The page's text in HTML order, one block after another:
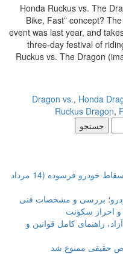
Honda Ruckus vs. The
Bike, Fast” concept?
event was last year, and
three-day festival of
Ruckus vs. The Dragon
Dragon vs.,Honda
Ruckus Dragon
راهنمای کامل مراحل و شرایط اسقاط خودرو فرسوده (14 مرداد
سکونت
راهنمای کامل قوانین و
ممنوع شد